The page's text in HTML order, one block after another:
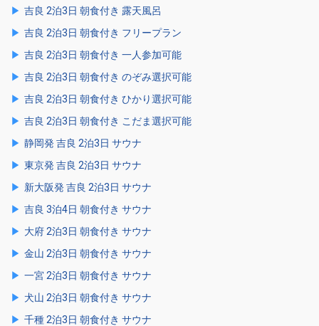
吉良 2泊3日 朝食付き 露天風呂
吉良 2泊3日 朝食付き フリープラン
吉良 2泊3日 朝食付き 一人参加可能
吉良 2泊3日 朝食付き のぞみ選択可能
吉良 2泊3日 朝食付き ひかり選択可能
吉良 2泊3日 朝食付き こだま選択可能
静岡発 吉良 2泊3日 サウナ
東京発 吉良 2泊3日 サウナ
新大阪発 吉良 2泊3日 サウナ
吉良 3泊4日 朝食付き サウナ
大府 2泊3日 朝食付き サウナ
金山 2泊3日 朝食付き サウナ
一宮 2泊3日 朝食付き サウナ
犬山 2泊3日 朝食付き サウナ
千種 2泊3日 朝食付き サウナ